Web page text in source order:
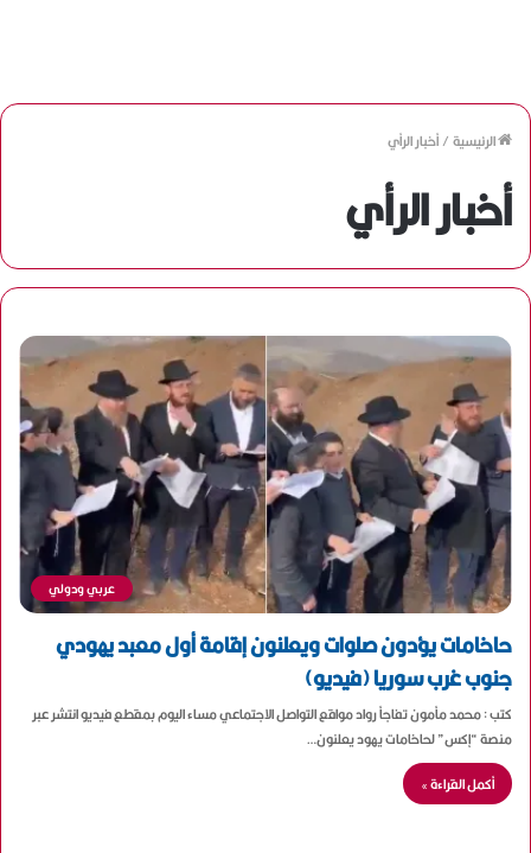
الرئيسية/أخبار الرأي
أخبار الرأي
عربي ودولي
حاخامات يؤدون صلوات ويعلنون إقامة أول معبد يهودي
جنوب غرب سوريا (فيديو)
كتب : محمد مأمون تفاجأ رواد مواقع التواصل الاجتماعي مساء اليوم بمقطع فيديو انتشر عبر
منصة “إكس” لحاخامات يهود يعلنون…
أكمل القراءة »